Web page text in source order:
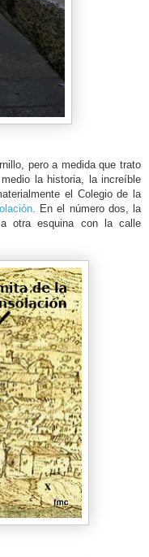
pero a medida que trato
la historia, la increíble
el Colegio de la
En el número dos, la
otra esquina con la calle